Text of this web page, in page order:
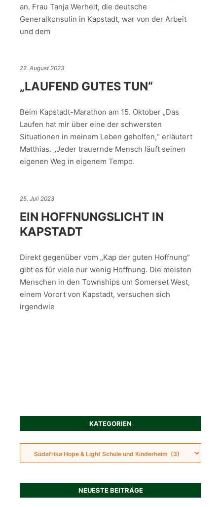
an. Frau Tanja Werheit, die deutsche
Generalkonsulin in Kapstadt, war von der Arbeit
und dem
22. August 2023
„LAUFEND GUTES TUN“
Beim Kapstadt-Marathon am 15. Oktober „Das
Laufen hat mir über eine der schwersten
Situationen in meinem Leben geholfen,“ erläutert
Matthias. „Jeder trauernde Mensch läuft seinen
eigenen Weg in eigenem Tempo.
25. Juli 2023
EIN HOFFNUNGSLICHT IN
KAPSTADT
Direkt gegenüber vom „Kap der guten Hoffnung“
gibt es für viele nur wenig Hoffnung. Die meisten
Menschen in den Townships um Somerset West,
einem Vorort von Kapstadt, versuchen sich
irgendwie
KATEGORIEN
NEUESTE BEITRÄGE